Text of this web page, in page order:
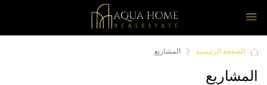
الصفحة الرئيسية المشاريع
المشاريع